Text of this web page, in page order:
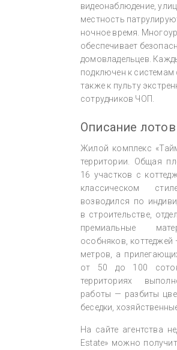
видеонаблюдение,
местность
ночное время.
обеспечивает
домовладельцев.
подключен к системам
также к пульту
сотрудников ЧОП.
Описание лотов
Жилой комплекс
территории. Общая
16 участков с
классическом
возводился по
в строительстве,
премиальные
особняков, коттеджей
метров, а
от 50 до 100
территориях
работы — разбиты
беседки,
На сайте агентства
Estate» можно